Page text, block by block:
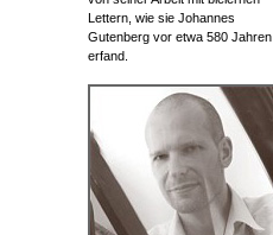
Lettern, wie sie Johannes
Gutenberg vor etwa 580 Jahren
erfand.